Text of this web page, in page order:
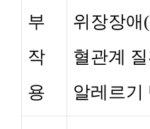
부
작
용
위장장애
혈관계
알레르기